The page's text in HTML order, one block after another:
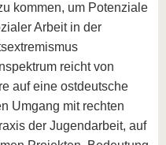
kommen, um Potenziale
Arbeit in der
reicht von
auf eine ostdeutsche
Umgang mit rechten
der Jugendarbeit, auf